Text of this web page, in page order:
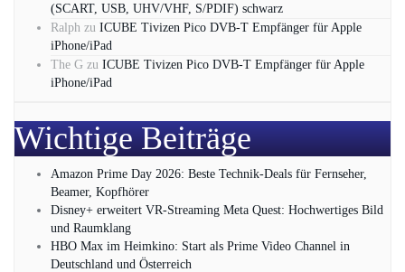
(SCART, USB, UHV/VHF, S/PDIF) schwarz
Ralph zu ICUBE Tivizen Pico DVB-T Empfänger für Apple
iPhone/iPad
The G zu ICUBE Tivizen Pico DVB-T Empfänger für Apple
iPhone/iPad
Wichtige Beiträge
Amazon Prime Day 2026: Beste Technik-Deals für Fernseher,
Beamer, Kopfhörer
Disney+ erweitert VR‑Streaming Meta Quest: Hochwertiges Bild
und Raumklang
HBO Max im Heimkino: Start als Prime Video Channel in
Deutschland und Österreich